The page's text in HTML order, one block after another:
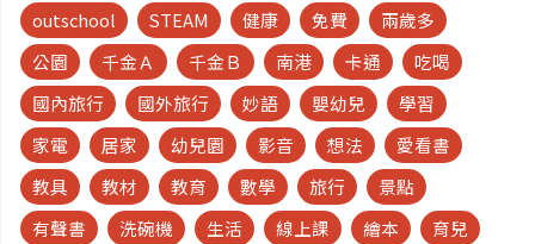
outschool STEAM 健康 免費
兩歲多
公園
千金Ａ 千金Ｂ 南港 卡通
吃喝
國內旅行
國外旅行 妙語 嬰幼兒
學習
家電
居家 幼兒園 影音 想法
愛看書
教具
教材 教育 數學 旅行
景點
有聲書
洗碗機 生活 線上課 繪本
育兒